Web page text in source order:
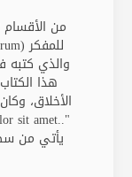
هذا
الأخلاق،